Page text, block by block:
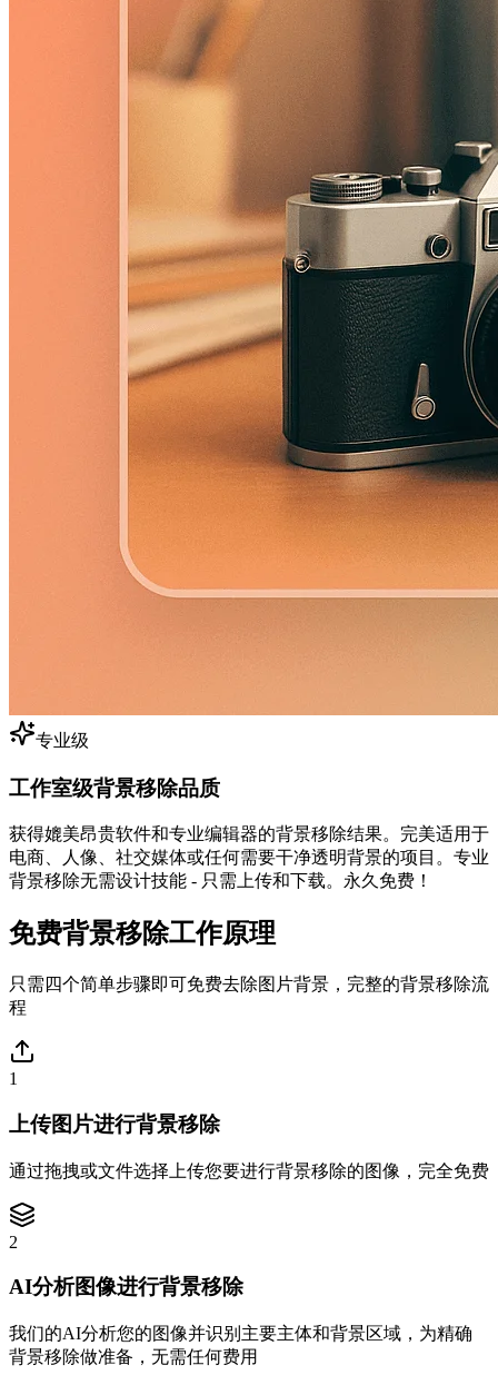
专业级
工作室级背景移除品质
获得媲美昂贵软件和专业编辑器的背景移除结果。完美适用于
电商、人像、社交媒体或任何需要干净透明背景的项目。专业
背景移除无需设计技能 - 只需上传和下载。永久免费！
免费背景移除工作原理
只需四个简单步骤即可免费去除图片背景，完整的背景移除流
程
1
上传图片进行背景移除
通过拖拽或文件选择上传您要进行背景移除的图像，完全免费
2
AI分析图像进行背景移除
我们的AI分析您的图像并识别主要主体和背景区域，为精确
背景移除做准备，无需任何费用